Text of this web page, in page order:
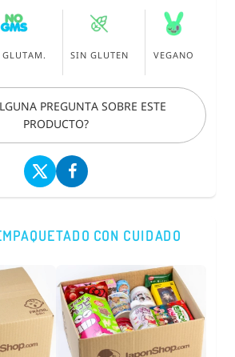
SIN GLUTEN VEGANO
PREGUNTA SOBRE ESTE
PRODUCTO?
CON CUIDADO